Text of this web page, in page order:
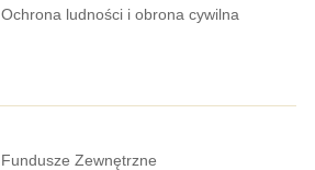
Ochrona ludności i obrona cywilna
Fundusze Zewnętrzne